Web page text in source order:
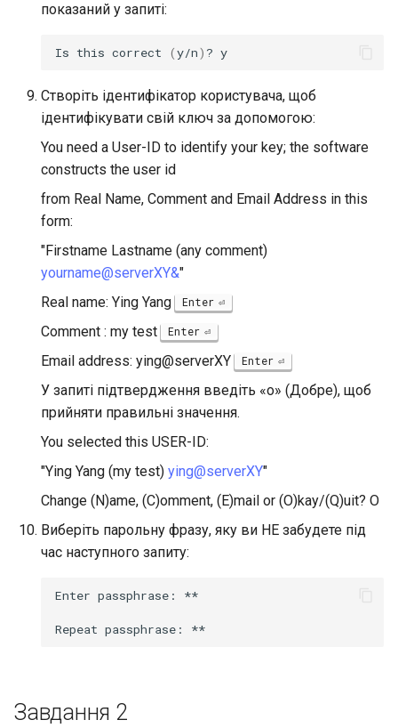
показаний у запиті:
Is this correct (y/n) ?
Створіть ідентифікатор користувача, щоб
ідентифікувати свій ключ за допомогою:
You need a User-ID to identify your key; the software
constructs the user id
from Real Name, Comment and Email Address in this
form:
"Firstname Lastname (any comment)
yourname@serverXY&"
Real name: Ying Yang Enter
Comment : my test Enter
Email address: ying@serverXY Enter
У запиті підтвердження введіть «o» (Добре), щоб
прийняти правильні значення.
You selected this USER-ID:
"Ying Yang (my test) ying@serverXY"
Change (N)ame, (C)omment, (E)mail or (O)kay/(Q)uit? O
Виберіть парольну фразу, яку ви НЕ забудете під
час наступного запиту:
Enter passphrase: **
Repeat passphrase:
Завдання 2